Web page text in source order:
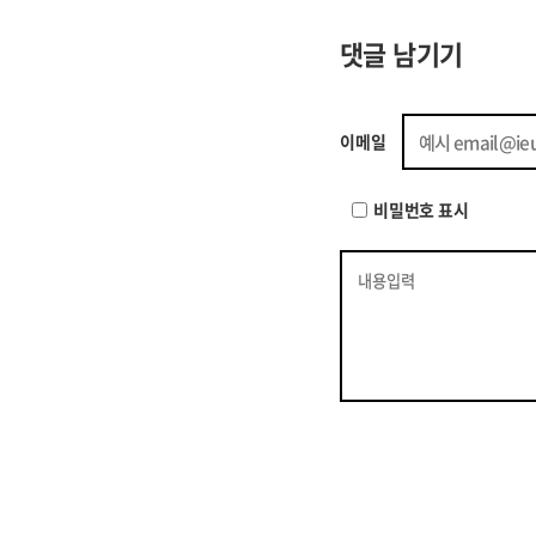
댓글 남기기
이메일
비밀번호 표시